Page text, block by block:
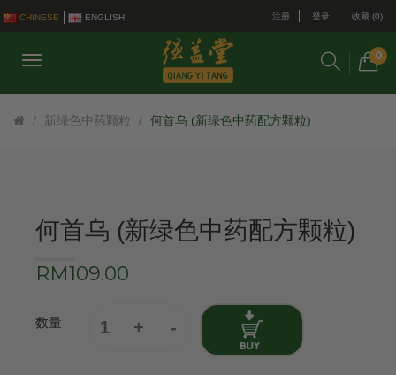
CHINESE ENGLISH 注册 登录 收藏 (0)
0
新绿色中药颗粒 何首乌 (新绿色中药配方颗粒)
何首乌 (新绿色中药配方颗粒)
RM109.00
数量